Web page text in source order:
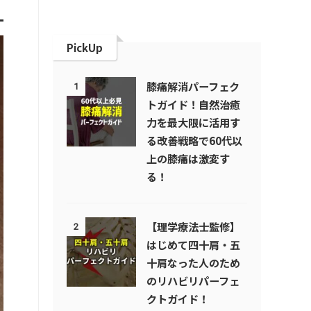
PickUp
1
膝痛解消パーフェク
トガイド！自然治癒
力を最大限に活用す
る改善戦略で60代以
上の膝痛は激変す
る！
2
【理学療法士監修】
はじめて四十肩・五
十肩なった人のため
のリハビリパーフェ
クトガイド！